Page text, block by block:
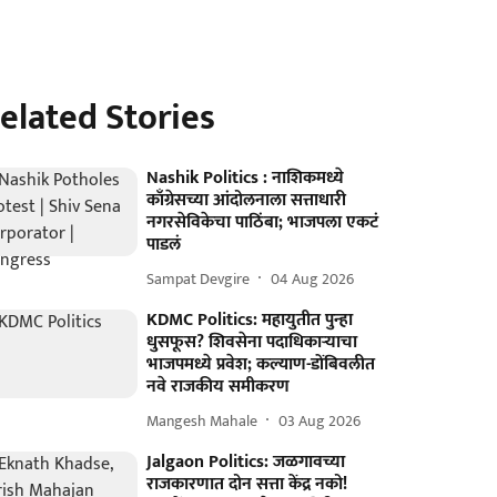
Stories
Nashik Politics : नाशिकमध्ये
काँग्रेसच्या आंदोलनाला सत्ताधारी
नगरसेविकेचा पाठिंबा; भाजपला एकटं
पाडलं
Sampat Devgire 04 Aug 2026
KDMC Politics: महायुतीत पुन्हा
धुसफूस? शिवसेना पदाधिकाऱ्याचा
भाजपमध्ये प्रवेश; कल्याण-डोंबिवलीत
नवे राजकीय समीकरण
Mangesh Mahale 03 Aug 2026
Jalgaon Politics: जळगावच्या
राजकारणात दोन सत्ता केंद्र नको!